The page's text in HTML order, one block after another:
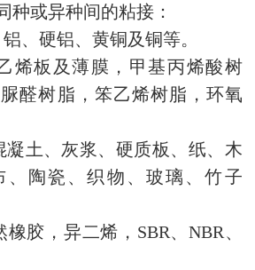
种或异种间的粘接：
铝、硬铝、黄铜及铜等。
烯板及薄膜，甲基丙烯酸树
醛树脂，笨乙烯树脂，环氧
凝土、灰浆、硬质板、纸、木
、陶瓷、织物、玻璃、竹子
橡胶，异二烯，SBR、NBR、